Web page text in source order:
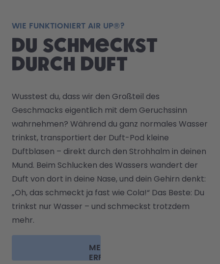
WIE FUNKTIONIERT AIR UP®?
Du schmeckst
durch Duft
Wusstest du, dass wir den Großteil des
Geschmacks eigentlich mit dem Geruchssinn
wahrnehmen? Während du ganz normales Wasser
trinkst, transportiert der Duft-Pod kleine
Duftblasen – direkt durch den Strohhalm in deinen
Mund. Beim Schlucken des Wassers wandert der
Duft von dort in deine Nase, und dein Gehirn denkt:
„Oh, das schmeckt ja fast wie Cola!“ Das Beste: Du
trinkst nur Wasser – und schmeckst trotzdem
mehr.
MEHR
ERFAHREN